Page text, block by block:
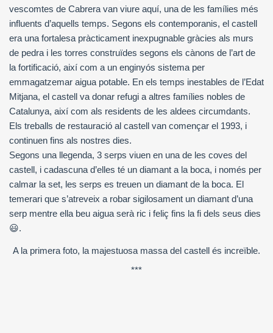
vescomtes de Cabrera van viure aquí, una de les famílies més
influents d’aquells temps. Segons els contemporanis, el castell
era una fortalesa pràcticament inexpugnable gràcies als murs
de pedra i les torres construïdes segons els cànons de l’art de
la fortificació, així com a un enginyós sistema per
emmagatzemar aigua potable. En els temps inestables de l’Edat
Mitjana, el castell va donar refugi a altres famílies nobles de
Catalunya, així com als residents de les aldees circumdants.
Els treballs de restauració al castell van començar el 1993, i
continuen fins als nostres dies.
Segons una llegenda, 3 serps viuen en una de les coves del
castell, i cadascuna d’elles té un diamant a la boca, i només per
calmar la set, les serps es treuen un diamant de la boca. El
temerari que s’atreveix a robar sigilosament un diamant d’una
serp mentre ella beu aigua serà ric i feliç fins la fi dels seus dies
😃.
A la primera foto, la majestuosa massa del castell és increïble.
***